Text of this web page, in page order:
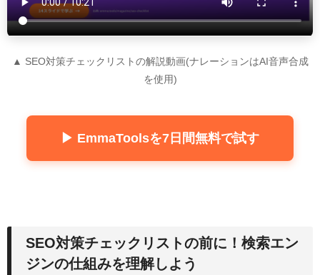
▲ SEO対策チェックリストの解説動画(ナレーションはAI音声合成
を使用)
▶ EmmaToolsを7日間無料で試す
SEO対策チェックリストの前に！検索エン
ジンの仕組みを理解しよう